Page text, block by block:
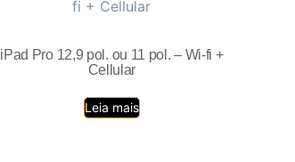
iPad Pro 12,9 pol. ou 11 pol. – Wi-fi +
Cellular
Leia mais